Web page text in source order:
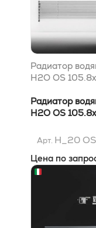
Радиатор
H2O OS
Радиатор
H2O OS
Арт. H_20
Цена по